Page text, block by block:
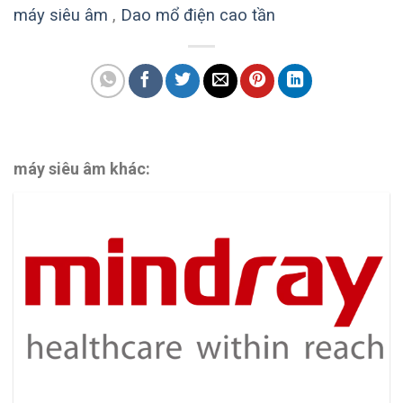
máy siêu âm , Dao mổ điện cao tần
máy siêu âm khác: